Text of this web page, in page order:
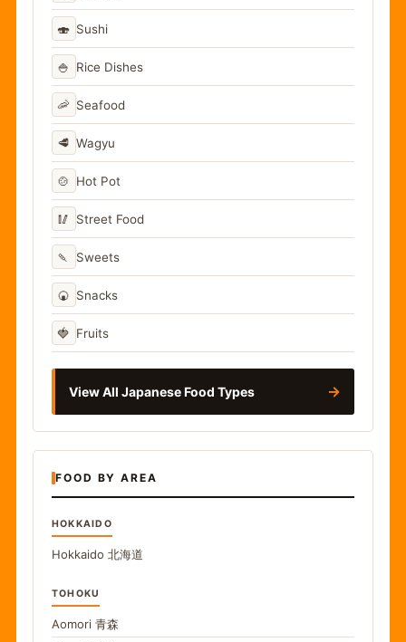
🍣 Sushi
🍚 Rice Dishes
🦐 Seafood
🥩 Wagyu
🍲 Hot Pot
🥢 Street Food
🍡 Sweets
🍘 Snacks
🍓 Fruits
View All Japanese Food Types →
FOOD BY AREA
HOKKAIDO
Hokkaido 北海道
TOHOKU
Aomori 青森